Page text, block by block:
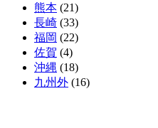
熊本 (21)
長崎 (33)
福岡 (22)
佐賀 (4)
沖縄 (18)
九州外 (16)